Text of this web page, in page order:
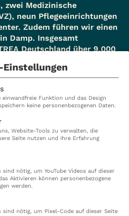
zwei Medizinische
neun Pflegeeinrichtungen
Zudem führen wir einen
Damp. Insgesamt
Deutschland über 9.000
Ambulant
Karriere
Funktion und das Design
keine personenbezogenen Daten.
Website-Tools zu verwalten, die
Seite nutzen und Ihre Erfahrung
sind nötig, um YouTube Videos auf dieser
Aktivieren können personenbezogene
werden.
sind nötig, um Pixel-Code auf dieser Seite